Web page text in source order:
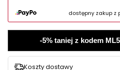
dostępny zakup z
-5% taniej z kodem
Koszty dostawy